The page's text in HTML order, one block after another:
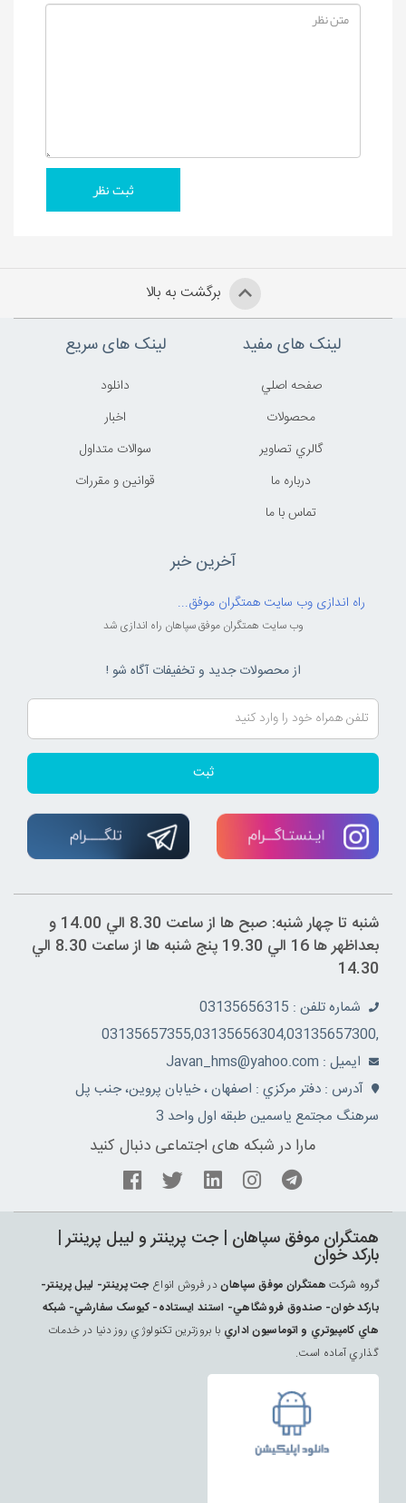
برگشت به بالا
لینک های مفید
صفحه اصلي
محصولات
گالري تصاوير
درباره ما
تماس با ما
لینک های سریع
دانلود
اخبار
سوالات متداول
قوانين و مقررات
آخرین خبر
راه اندازی وب سایت همتگران موفق...
وب سایت همتگران موفق سپاهان راه اندازی شد
از محصولات جدید و تخفیفات آگاه شو !
ثبت
شنبه تا چهار شنبه: صبح ها از ساعت 8.30 الي 14.00 و
بعداظهر ها 16 الي 19.30 پنج شنبه ها از ساعت 8.30 الي
14.30
شماره تلفن : 03135656315
,03135657355,03135656304,03135657300
ايميل : Javan_hms@yahoo.com
آدرس : دفتر مرکزي : اصفهان ، خيابان پروين، جنب پل
سرهنگ مجتمع ياسمين طبقه اول واحد 3
مارا در شبکه های اجتماعی دنبال کنید
همتگران موفق سپاهان | جت پرينتر و ليبل پرينتر |
بارکد خوان
گروه شرکت همتگران موفق سپاهاندر فروش انواع جت پرينتر- ليبل پرينتر-
بارکد خوان- صندوق فروشگاهي- استند ايستاده- کيوسک سفارشي- شبکه
هاي کامپيوتري و اتوماسيون اداري با بروزترين تکنولوژي روز دنيا در خدمات
گذاري آماده است.